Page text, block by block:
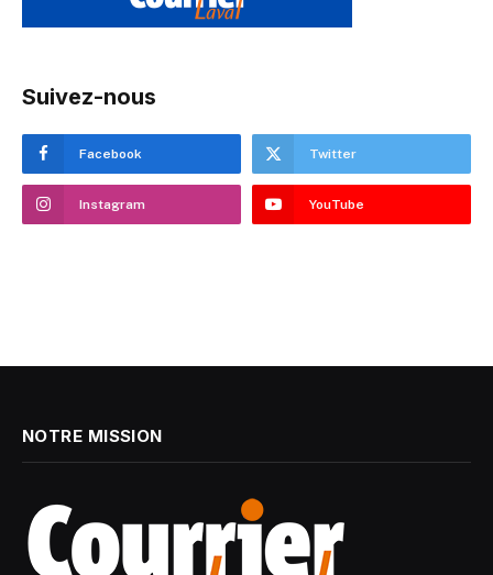
Suivez-nous
Facebook Twitter
Instagram YouTube
NOTRE MISSION